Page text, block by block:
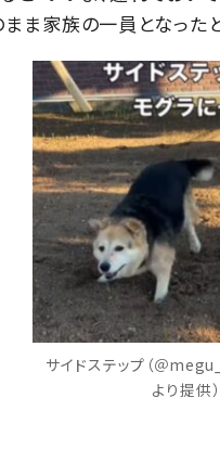
ま家族の一員となった
サイドステップ（＠
より提供）